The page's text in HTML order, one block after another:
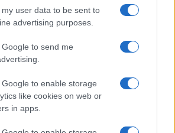
user data to be sent to
advertising purposes.
to send me
to enable storage
like cookies on web or
in apps.